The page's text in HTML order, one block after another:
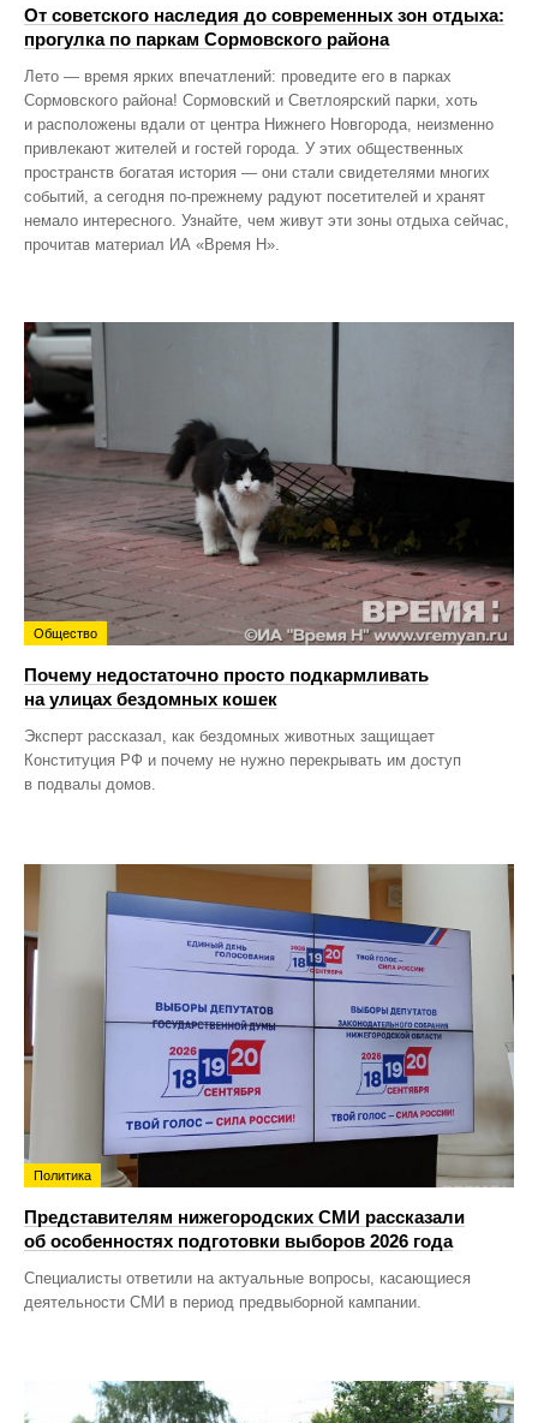
От советского наследия до современных зон отдыха:
прогулка по паркам Сормовского района
Лето — время ярких впечатлений: проведите его в парках
Сормовского района! Сормовский и Светлоярский парки, хоть
и расположены вдали от центра Нижнего Новгорода, неизменно
привлекают жителей и гостей города. У этих общественных
пространств богатая история — они стали свидетелями многих
событий, а сегодня по‑прежнему радуют посетителей и хранят
немало интересного. Узнайте, чем живут эти зоны отдыха сейчас,
прочитав материал ИА «Время Н».
Общество
Почему недостаточно просто подкармливать
на улицах бездомных кошек
Эксперт рассказал, как бездомных животных защищает
Конституция РФ и почему не нужно перекрывать им доступ
в подвалы домов.
Политика
Представителям нижегородских СМИ рассказали
об особенностях подготовки выборов 2026 года
Специалисты ответили на актуальные вопросы, касающиеся
деятельности СМИ в период предвыборной кампании.